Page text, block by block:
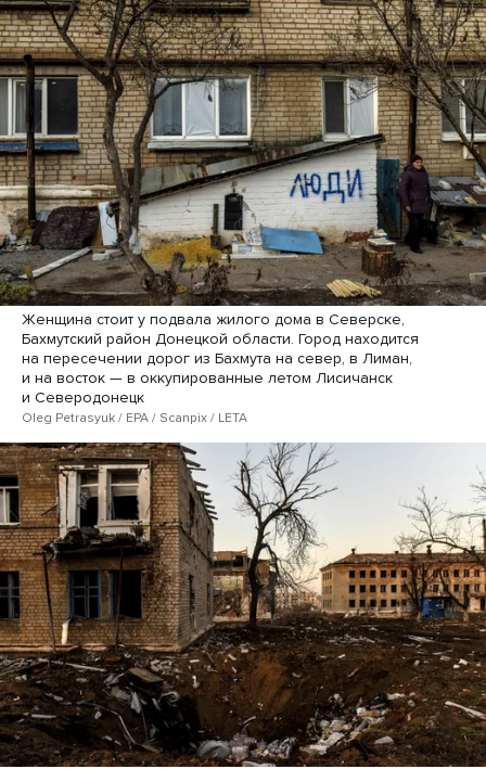
Женщина стоит у подвала жилого дома в Северске,
Бахмутский район Донецкой области. Город находится
на пересечении дорог из Бахмута на север, в Лиман,
и на восток — в оккупированные летом Лисичанск
и Северодонецк
Oleg Petrasyuk / EPA / Scanpix / LETA